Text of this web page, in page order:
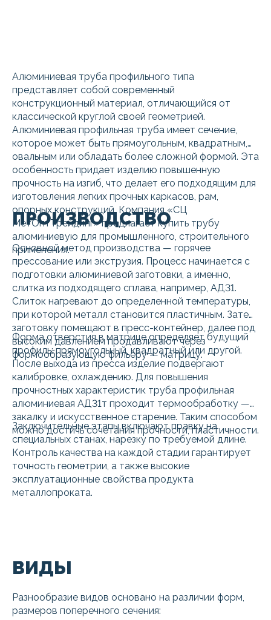
Алюминиевая труба профильного типа
представляет собой современный
конструкционный материал, отличающийся от
классической круглой своей геометрией.
Алюминиевая профильная труба имеет сечение,
которое может быть прямоугольным, квадратным,
овальным или обладать более сложной формой. Эта
особенность придает изделию повышенную
прочность на изгиб, что делает его подходящим для
изготовления легких прочных каркасов, рам,
опорных конструкций. Компания «СЦ
МетОптТрейдинг» предлагает купить трубу
алюминиевую для промышленного, строительного
применения.
ПРОИЗВОДСТВО
Основной метод производства — горячее
прессование или экструзия. Процесс начинается с
подготовки алюминиевой заготовки, а именно,
слитка из подходящего сплава, например, АД31.
Слиток нагревают до определенной температуры,
при которой металл становится пластичным. Затем
заготовку помещают в пресс-контейнер, далее под
высоким давлением продавливают через
формообразующую фильеру — матрицу.
Форма отверстия в матрице определяет будущий
профиль: прямоугольный, квадратный или другой.
После выхода из пресса изделие подвергают
калибровке, охлаждению. Для повышения
прочностных характеристик труба профильная
алюминиевая АД31т проходит термообработку —
закалку и искусственное старение. Таким способом
можно достичь сочетания прочности, пластичности.
Заключительные этапы включают правку на
специальных станах, нарезку по требуемой длине.
Контроль качества на каждой стадии гарантирует
точность геометрии, а также высокие
эксплуатационные свойства продукта
металлопроката.
ВИДЫ
Разнообразие видов основано на различии форм,
размеров поперечного сечения: